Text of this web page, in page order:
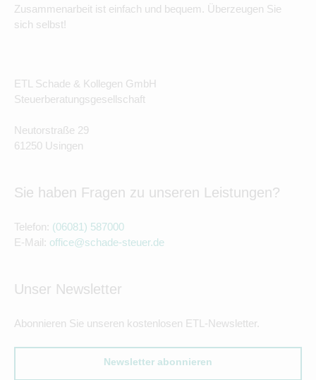
Zusammenarbeit ist einfach und bequem. Überzeugen Sie
sich selbst!
ETL Schade & Kollegen GmbH
Steuerberatungsgesellschaft
Neutorstraße 29
61250 Usingen
Sie haben Fragen zu unseren Leistungen?
Telefon: (06081) 587000
E-Mail: office@schade-steuer.de
Unser Newsletter
Abonnieren Sie unseren kostenlosen ETL-Newsletter.
Newsletter abonnieren